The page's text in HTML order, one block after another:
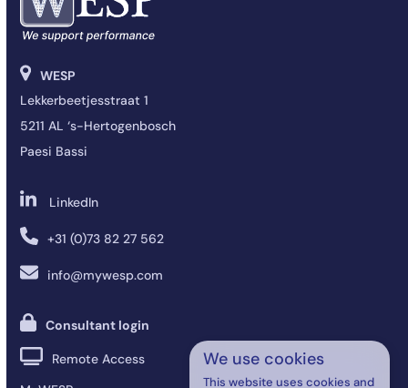
We use cookies
This website uses cookies and
WESP
Lekkerbeetjesstraat 1
5211 AL ‘s-Hertogenbosch
Paesi Bassi
LinkedIn
+31 (0)73 82 27 562
info@mywesp.com
Consultant login
Remote Access